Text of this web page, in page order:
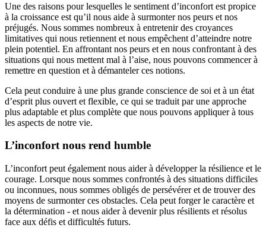
Une des raisons pour lesquelles le sentiment d’inconfort est propice
à la croissance est qu’il nous aide à surmonter nos peurs et nos
préjugés. Nous sommes nombreux à entretenir des croyances
limitatives qui nous retiennent et nous empêchent d’atteindre notre
plein potentiel. En affrontant nos peurs et en nous confrontant à des
situations qui nous mettent mal à l’aise, nous pouvons commencer à
remettre en question et à démanteler ces notions.
Cela peut conduire à une plus grande conscience de soi et à un état
d’esprit plus ouvert et flexible, ce qui se traduit par une approche
plus adaptable et plus complète que nous pouvons appliquer à tous
les aspects de notre vie.
L’inconfortnous rend humble
L’inconfort peut également nous aider à développer la résilience et le
courage. Lorsque nous sommes confrontés à des situations difficiles
ou inconnues, nous sommes obligés de persévérer et de trouver des
moyens de surmonter ces obstacles. Cela peut forger le caractère et
la détermination - et nous aider à devenir plus résilients et résolus
face aux défis et difficultés futurs.